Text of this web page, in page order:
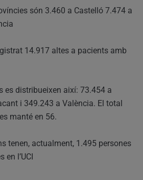
són 3.460 a Castelló 7.474 a
14.917 altes a pacients amb
es distribueixen així: 73.454 a
i 349.243 a València. El total
manté en 56.
tenen, actualment, 1.495 persones
en l’UCI